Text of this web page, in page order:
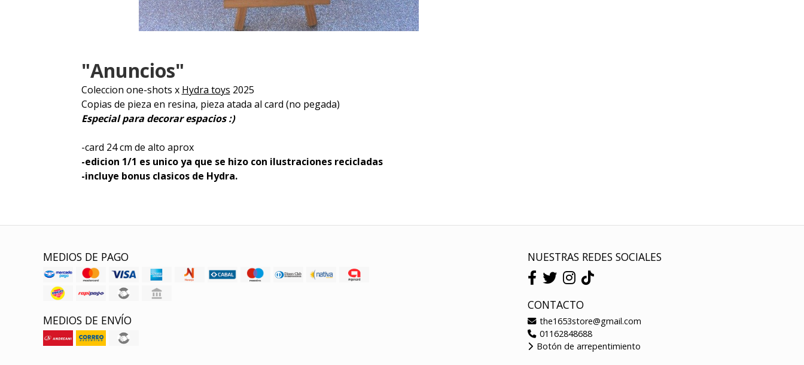
"Anuncios"
Coleccion one-shots x Hydra toys 2025
Copias de pieza en resina, pieza atada al card (no pegada)
Especial para decorar espacios :)
-card 24 cm de alto aprox
-edicion 1/1 es unico ya que se hizo con ilustraciones recicladas
-incluye bonus clasicos de Hydra.
MEDIOS DE PAGO
MEDIOS DE ENVÍO
NUESTRAS REDES SOCIALES
CONTACTO
the1653store@gmail.com
01162848688
Botón de arrepentimiento